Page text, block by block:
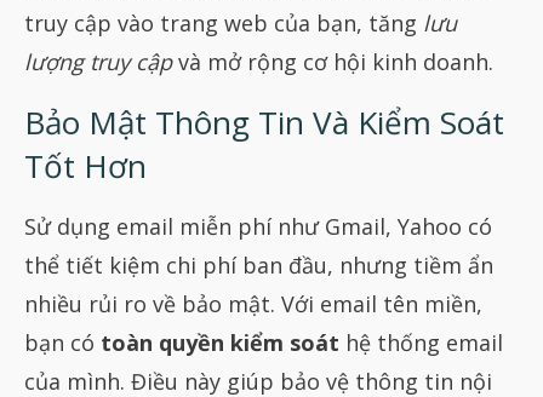
truy cập vào trang web của bạn, tăng lưu
lượng truy cậpvà mở rộng cơ hội kinh doanh.
Bảo Mật Thông Tin Và Kiểm Soát
Tốt Hơn
Sử dụng email miễn phí như Gmail, Yahoo có
thể tiết kiệm chi phí ban đầu, nhưng tiềm ẩn
nhiều rủi ro về bảo mật. Với email tên miền,
bạn có toàn quyền kiểm soát hệ thống email
của mình. Điều này giúp bảo vệ thông tin nội